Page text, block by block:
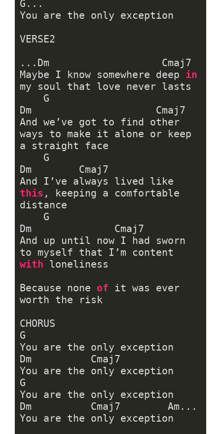
G...
You are the only exception
VERSE2
...Dm                   Cmaj7
Maybe I know somewhere deep in
my soul that love never lasts
Dm                     Cmaj7
And we’ve got to find other
ways to make it alone or keep
a straight face
Dm        Cmaj7
this , keeping a comfortable
distance
Dm              Cmaj7
And up until now I had sworn
with loneliness
Because none of it was ever
worth the risk
CHORUS
G
You are the only exception
Dm          Cmaj7
You are the only exception
G
You are the only exception
Dm          Cmaj7        Am...
You are the only exception